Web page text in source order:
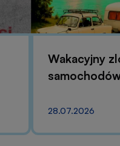
Wakacyjny
28.07.2026